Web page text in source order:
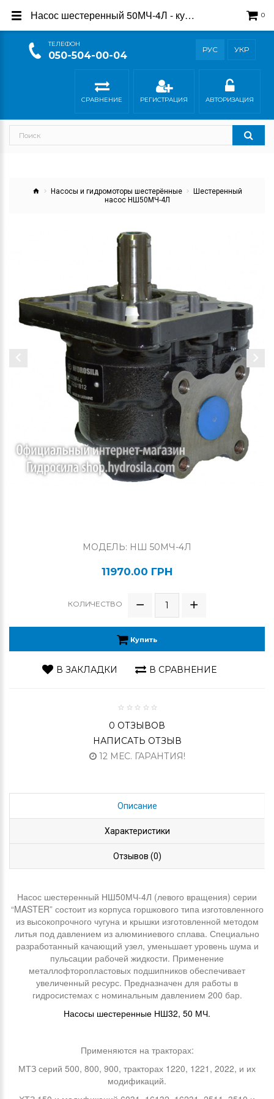
ТEЛЕФОН
050-504-00-04
РУС УКР
0
СРАВНЕНИЕ РЕГИСТРАЦИЯ АВТОРИЗАЦИЯ
Насосы и гидромоторы шестерённые
Шестеренный
насос НШ50МЧ-4Л
МОДЕЛЬ: НШ 50МЧ-4Л
11970.00 ГРН
КОЛИЧЕСТВО
Купить
В ЗАКЛАДКИ В СРАВНЕНИЕ
0 ОТЗЫВОВ
НАПИСАТЬ ОТЗЫВ
12 МЕС. ГАРАНТИЯ!
Описание
Характеристики
Отзывов (0)
Насос шестеренный НШ50МЧ-4Л (левого вращения) серии
“MASTER” состоит из корпуса горшкового типа изготовленного
из высокопрочного чугуна и крышки изготовленной методом
литья под давлением из алюминиевого сплава. Специально
разработанный качающий узел, уменьшает уровень шума и
пульсации рабочей жидкости. Применение
металлофторопластовых подшипников обеспечивает
увеличенный ресурс. Предназначен для работы в
гидросистемах с номинальным давлением 200 бар.
Насосы шестеренные НШ32, 50 МЧ.
Применяются на тракторах:
МТЗ серий 500, 800, 900, тракторах 1220, 1221, 2022, и их
модификаций.
Насос шестеренный 50МЧ-4Л - купить в интернет-магазине Гидросила